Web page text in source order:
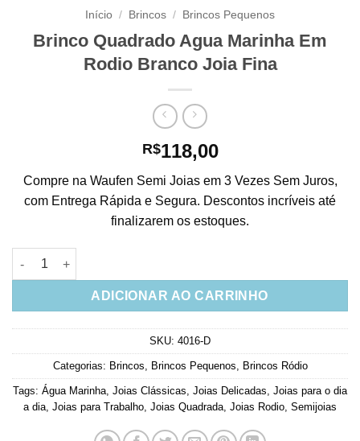
Início / Brincos / Brincos Pequenos
Brinco Quadrado Agua Marinha Em
Rodio Branco Joia Fina
R$118,00
Compre na Waufen Semi Joias em 3 Vezes Sem Juros,
com Entrega Rápida e Segura. Descontos incríveis até
finalizarem os estoques.
Brinco Quadrado Agua Marinha Em Rodio Branco Joia Fina
ADICIONAR AO CARRINHO
SKU: 4016-D
Categorias: Brincos Brincos Pequenos Brincos Ródio
Tags: Água Marinha Joias Clássicas Joias Delicadas Joias para o dia
a dia Joias para Trabalho Joias Quadrada Joias Rodio Semijoias